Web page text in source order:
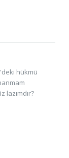
hükmü
lazımdır?